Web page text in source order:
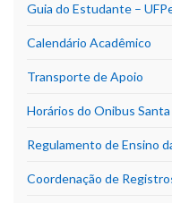
Guia do Estudante –
Calendário Acadêmico
Transporte de Apoio
Horários do Onibus
Regulamento de Ensino
Coordenação de